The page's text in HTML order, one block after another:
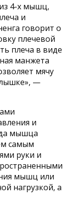
4-х мышц,
и
говорит о
плечевой
плеча в виде
манжета
мячу
—
и
мышца
самым
руки и
мышц или
нагрузкой, а